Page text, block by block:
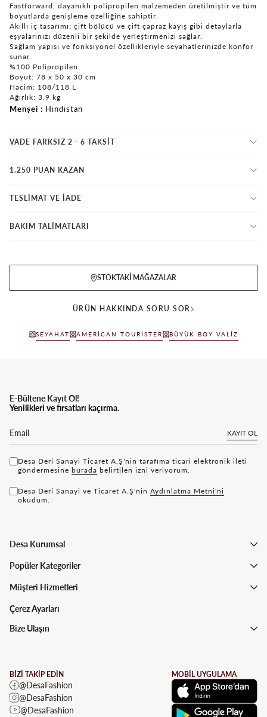
Fastforward, dayanıklı polipropilen malzemeden üretilmiştir ve tüm
boyutlarda genişleme özelliğine sahiptir.
Akıllı iç tasarımı; çift bölücü ve çift çapraz kayış gibi detaylarla
eşyalarınızı düzenli bir şekilde yerleştirmenizi sağlar.
Sağlam yapısı ve fonksiyonel özellikleriyle seyahatlerinizde konfor
sunar.
%100 Polipropilen
Boyut: 78 x 50 x 30 cm
Hacim: 108/118 L
Ağırlık: 3.9 kg
Menşei Hindistan
VADE FARKSIZ 2 - 6 TAKSIT
1.250 PUAN KAZAN
TESLİMAT VE İADE
BAKIM TALİMATLARI
STOKTAKI MAĞAZALAR
ÜRÜN HAKKINDA SORU SOR
SEYAHAT AMERICAN TOURISTER BÜYÜK BOY VALIZ
E-Bültene Kayıt Ol!
Yenilikleri ve fırsatları kaçırma.
KAYIT OL
Desa Deri Sanayi Ticaret A.Ş'nin tarafıma ticari elektronik ileti
göndermesine bu rada belirtilen izni veriyorum.
Desa Deri Sanayi ve Ticaret A.Ş'nin Aydınlatma Metni'ni
okudum.
Desa Kurumsal
Popüler Kategoriler
Müşteri Hizmetleri
Çerez Ayarları
Bize Ulaşın
BİZİ TAKİP EDİN
@DesaFashion
@DesaFashion
@DesaFashion
MOBİL UYGULAMA